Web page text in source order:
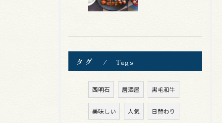
タグ Tags
西明石 居酒屋 黒毛和牛
美味しい 人気 日替わり